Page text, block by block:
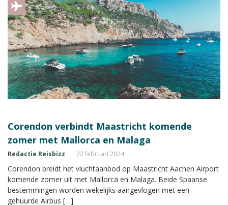
Corendon verbindt Maastricht komende
zomer met Mallorca en Malaga
Redactie Reisbizz 22 februari 2024
Corendon breidt het vluchtaanbod op Maastricht Aachen Airport
komende zomer uit met Mallorca en Malaga. Beide Spaanse
bestemmingen worden wekelijks aangevlogen met een
gehuurde Airbus […]